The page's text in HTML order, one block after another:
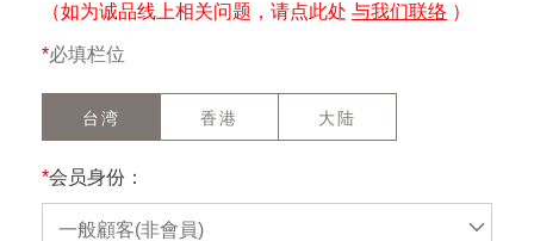
（如为诚品线上相关问题，请点此处 与我们联络 ）
*必填栏位
台湾 香港 大陆
*会员身份：
一般顧客(非會員)